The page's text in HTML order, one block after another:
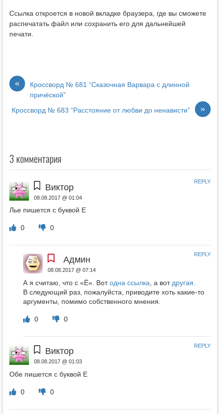
Ссылка откроется в новой вкладке браузера, где вы сможете
распечатать файл или сохранить его для дальнейшей
печати.
«
Кроссворд № 681 “Сказочная Варвара с длинной
причёской”
»
Кроссворд № 683 “Расстояние от любви до ненависти”
3 комментария
Виктор
08.08.2017 @ 01:04
Лье пишется с буквой Е
0 0
REPLY
Админ
08.08.2017 @ 07:14
А я считаю, что с «Ё». Вотодна ссылка , а вот другая
В следующий раз, пожалуйста, приводите хоть какие-то
аргументы, помимо собственного мнения.
0 0
REPLY
Виктор
08.08.2017 @ 01:03
Обе пишется с буквой Е
0 0
REPLY